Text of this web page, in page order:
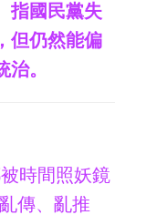
指國民黨失
但仍然能偏
。
時間照妖鏡
傳、亂推